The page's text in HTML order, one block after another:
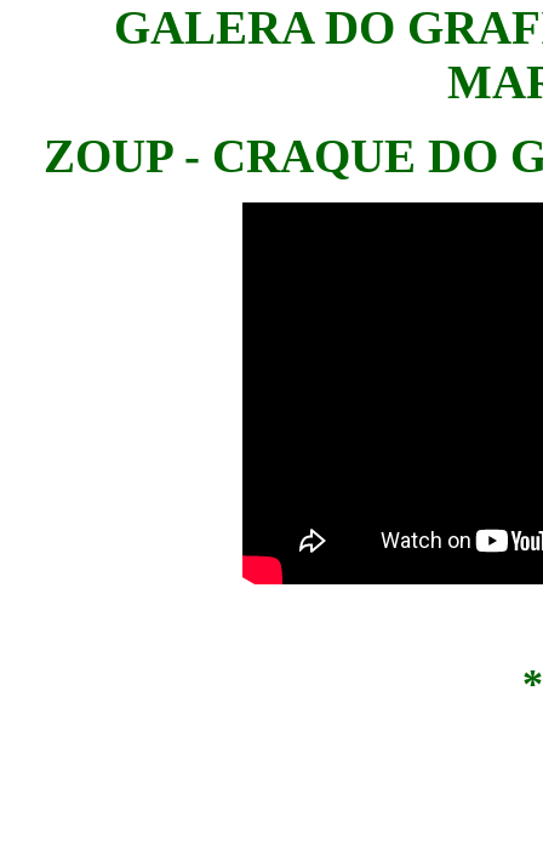
GALERA DO
ZOUP - CRAQUE DO